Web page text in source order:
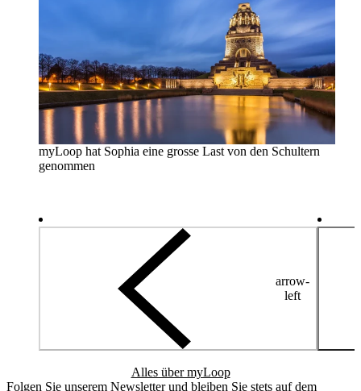
myLoop hat Sophia eine grosse Last von den Schultern
genommen
arrow-
left
Alles über myLoop
Folgen Sie unserem Newsletter und bleiben Sie stets auf dem